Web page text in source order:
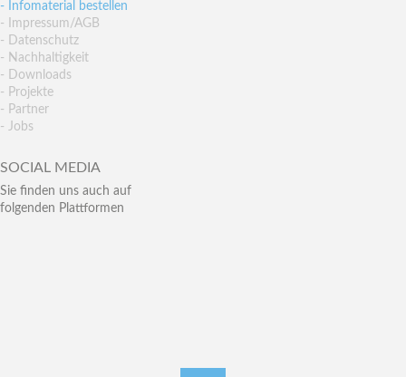
- Infomaterial bestellen
- Impressum/AGB
- Datenschutz
- Nachhaltigkeit
- Downloads
- Projekte
- Partner
- Jobs
SOCIAL MEDIA
Sie finden uns auch auf
folgenden Plattformen